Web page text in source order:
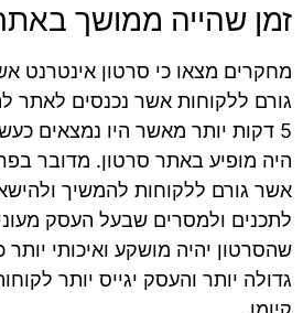
זמן שהייה ממושך
מחקרים מצאו כי סרטון אינטרנט
גורם ללקוחות אשר נכנסים לאתר
5 דקות יותר מאשר היו נמצאים
היה מופיע באתר סרטון. מדובר
אשר גורם ללקוחות להמשיך
לתכנים ולמסרים שבעל העסק
שהסרטון יהיה מושקע ואיכותי
גדולה יותר והעסק יגייס יותר